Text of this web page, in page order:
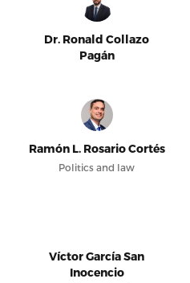
Dr. Ronald Collazo
Pagán
Ramón L. Rosario Cortés
Politics and law
Víctor García San
Inocencio